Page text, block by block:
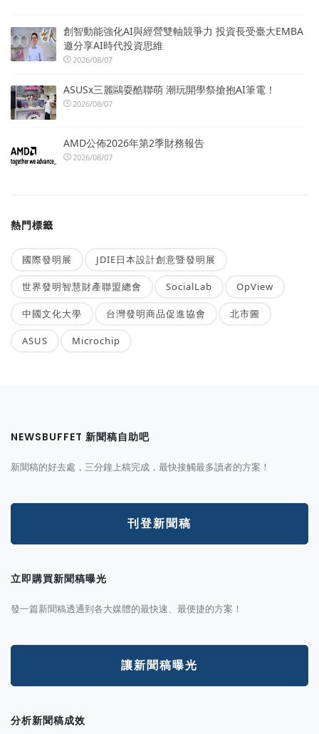
創智動能強化AI與經營雙軸競爭力 投資長受臺大EMBA
邀分享AI時代投資思維
2026/08/07
ASUSx三麗鷗耍酷聯萌 潮玩開學祭搶抱AI筆電！
2026/08/07
AMD公佈2026年第2季財務報告
2026/08/07
熱門標籤
國際發明展 JDIE日本設計創意暨發明展
世界發明智慧財產聯盟總會 SocialLab OpView
中國文化大學 台灣發明商品促進協會 北市圖
ASUS Microchip
NEWSBUFFET 新聞稿自助吧
新聞稿的好去處，三分鐘上稿完成，最快接觸最多讀者的方案！
刊登新聞稿
立即購買新聞稿曝光
發一篇新聞稿透通到各大媒體的最快速、最便捷的方案！
讓新聞稿曝光
分析新聞稿成效